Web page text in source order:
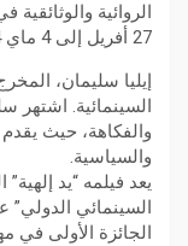
27 أفريل إلى 4 ماي 2024.
إيليا سليمان،
السينمائية. اشتهر
والفكاهة، حيث
والسياسية.
يعد فيلمه “يد